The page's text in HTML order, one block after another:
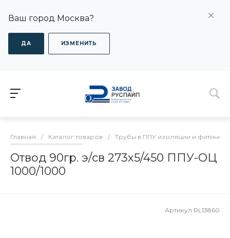
Ваш город Москва?
ДА ИЗМЕНИТЬ
Главная / Каталог товаров / Трубы в ППУ изоляции и фитинги
Отвод 90гр. э/св 273х5/450 ППУ-ОЦ
1000/1000
Артикул RL13860